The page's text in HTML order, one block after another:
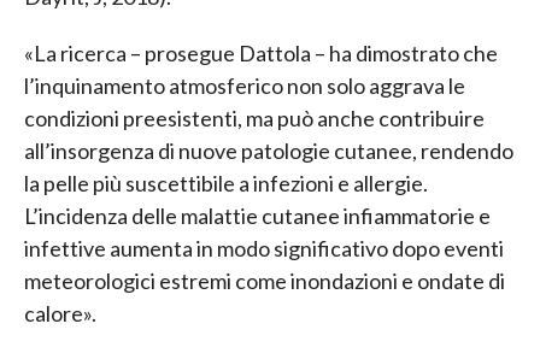
«La ricerca – prosegue Dattola – ha dimostrato che
l’inquinamento atmosferico non solo aggrava le
condizioni preesistenti, ma può anche contribuire
all’insorgenza di nuove patologie cutanee, rendendo
la pelle più suscettibile a infezioni e allergie.
L’incidenza delle malattie cutanee infiammatorie e
infettive aumenta in modo significativo dopo eventi
meteorologici estremi come inondazioni e ondate di
calore».